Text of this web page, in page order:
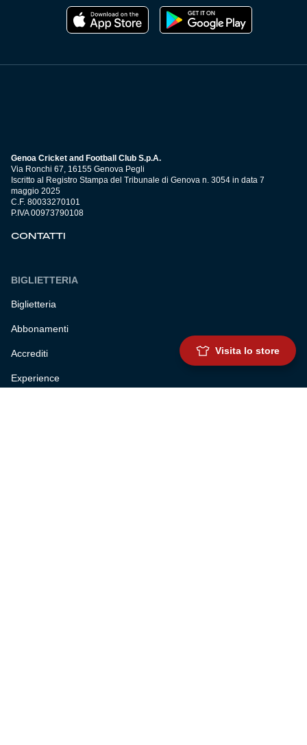
Genoa Cricket and Football Club S.p.A.
Via Ronchi 67, 16155 Genova Pegli
Iscritto al Registro Stampa del Tribunale di Genova n. 3054 in data 7
maggio 2025
C.F. 80033270101
P.IVA 00973790108
CONTATTI
BIGLIETTERIA
Biglietteria
Abbonamenti
Accrediti
Experience
Visita lo store